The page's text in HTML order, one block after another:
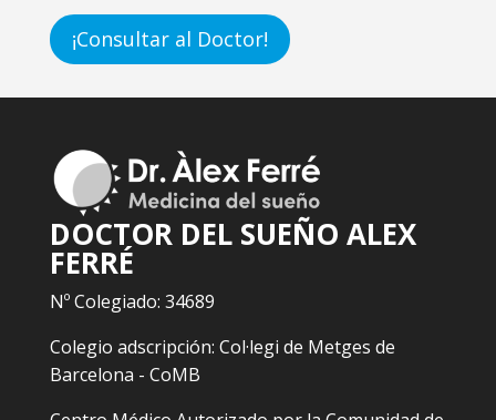
¡Consultar al Doctor!
DOCTOR DEL SUEÑO ALEX
FERRÉ
Nº Colegiado: 34689
Colegio adscripción: Col·legi de Metges de
Barcelona - CoMB